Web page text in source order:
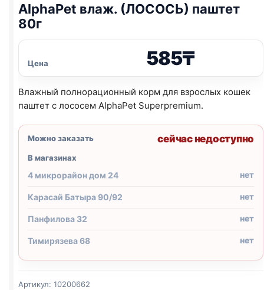
AlphaPet влаж. (ЛОСОСЬ) паштет
80г
Цена 585₸
Влажный полнорационный корм для взрослых кошек
паштет с лососем AlphaPet Superpremium.
Можно заказать сейчас недоступно
В магазинах
4 микрорайон дом 24 нет
Карасай Батыра 90/92 нет
Панфилова 32 нет
Тимирязева 68 нет
Артикул: 10200662